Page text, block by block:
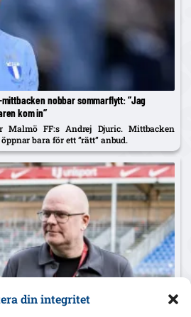
din integritet
mittbacken nobbar sommarflytt: ”Jag
kom in”
Malmö FF:s Andrej Djuric. Mittbacken
bara för ett ”rätt” anbud.